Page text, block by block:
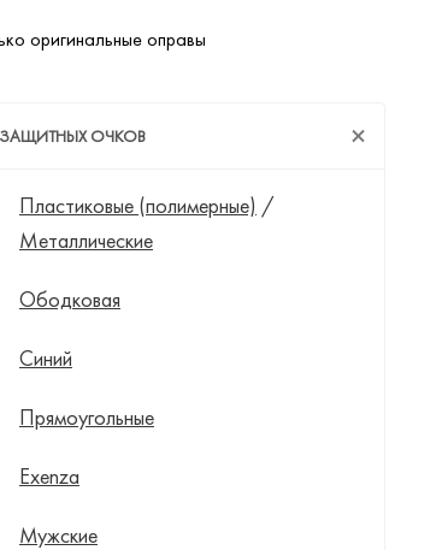
оригинальные оправы
ОЧКОВ
Пластиковые (полимерные) /
Металлические
Ободковая
Синий
Прямоугольные
Exenza
Мужские